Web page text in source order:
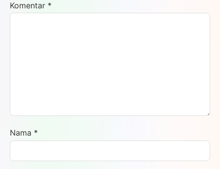
Komentar *
Nama *